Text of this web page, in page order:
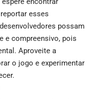
esses
possam
e compreensivo, pois
Aproveite a
o jogo e experimentar